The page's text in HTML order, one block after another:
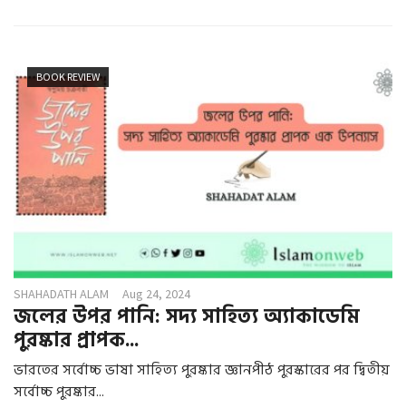
BOOK REVIEW
SHAHADATH ALAM Aug 24, 2024
জলের উপর পানি: সদ্য সাহিত্য অ্যাকাডেমি
পুরষ্কার প্রাপক...
ভারতের সর্বোচ্চ ভাষা সাহিত্য পুরষ্কার জ্ঞানপীঠ পুরস্কারের পর দ্বিতীয়
সর্বোচ্চ পুরষ্কার...